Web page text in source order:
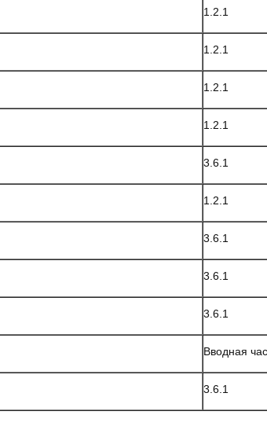
1.2.1
1.2.1
1.2.1
1.2.1
3.6.1
1.2.1
3.6.1
3.6.1
3.6.1
Вводная
3.6.1